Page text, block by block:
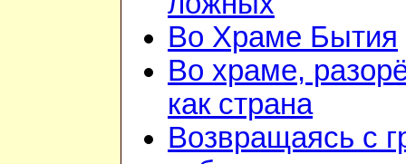
Во Храме Бытия
Во храме,
как страна
Возвращаясь с